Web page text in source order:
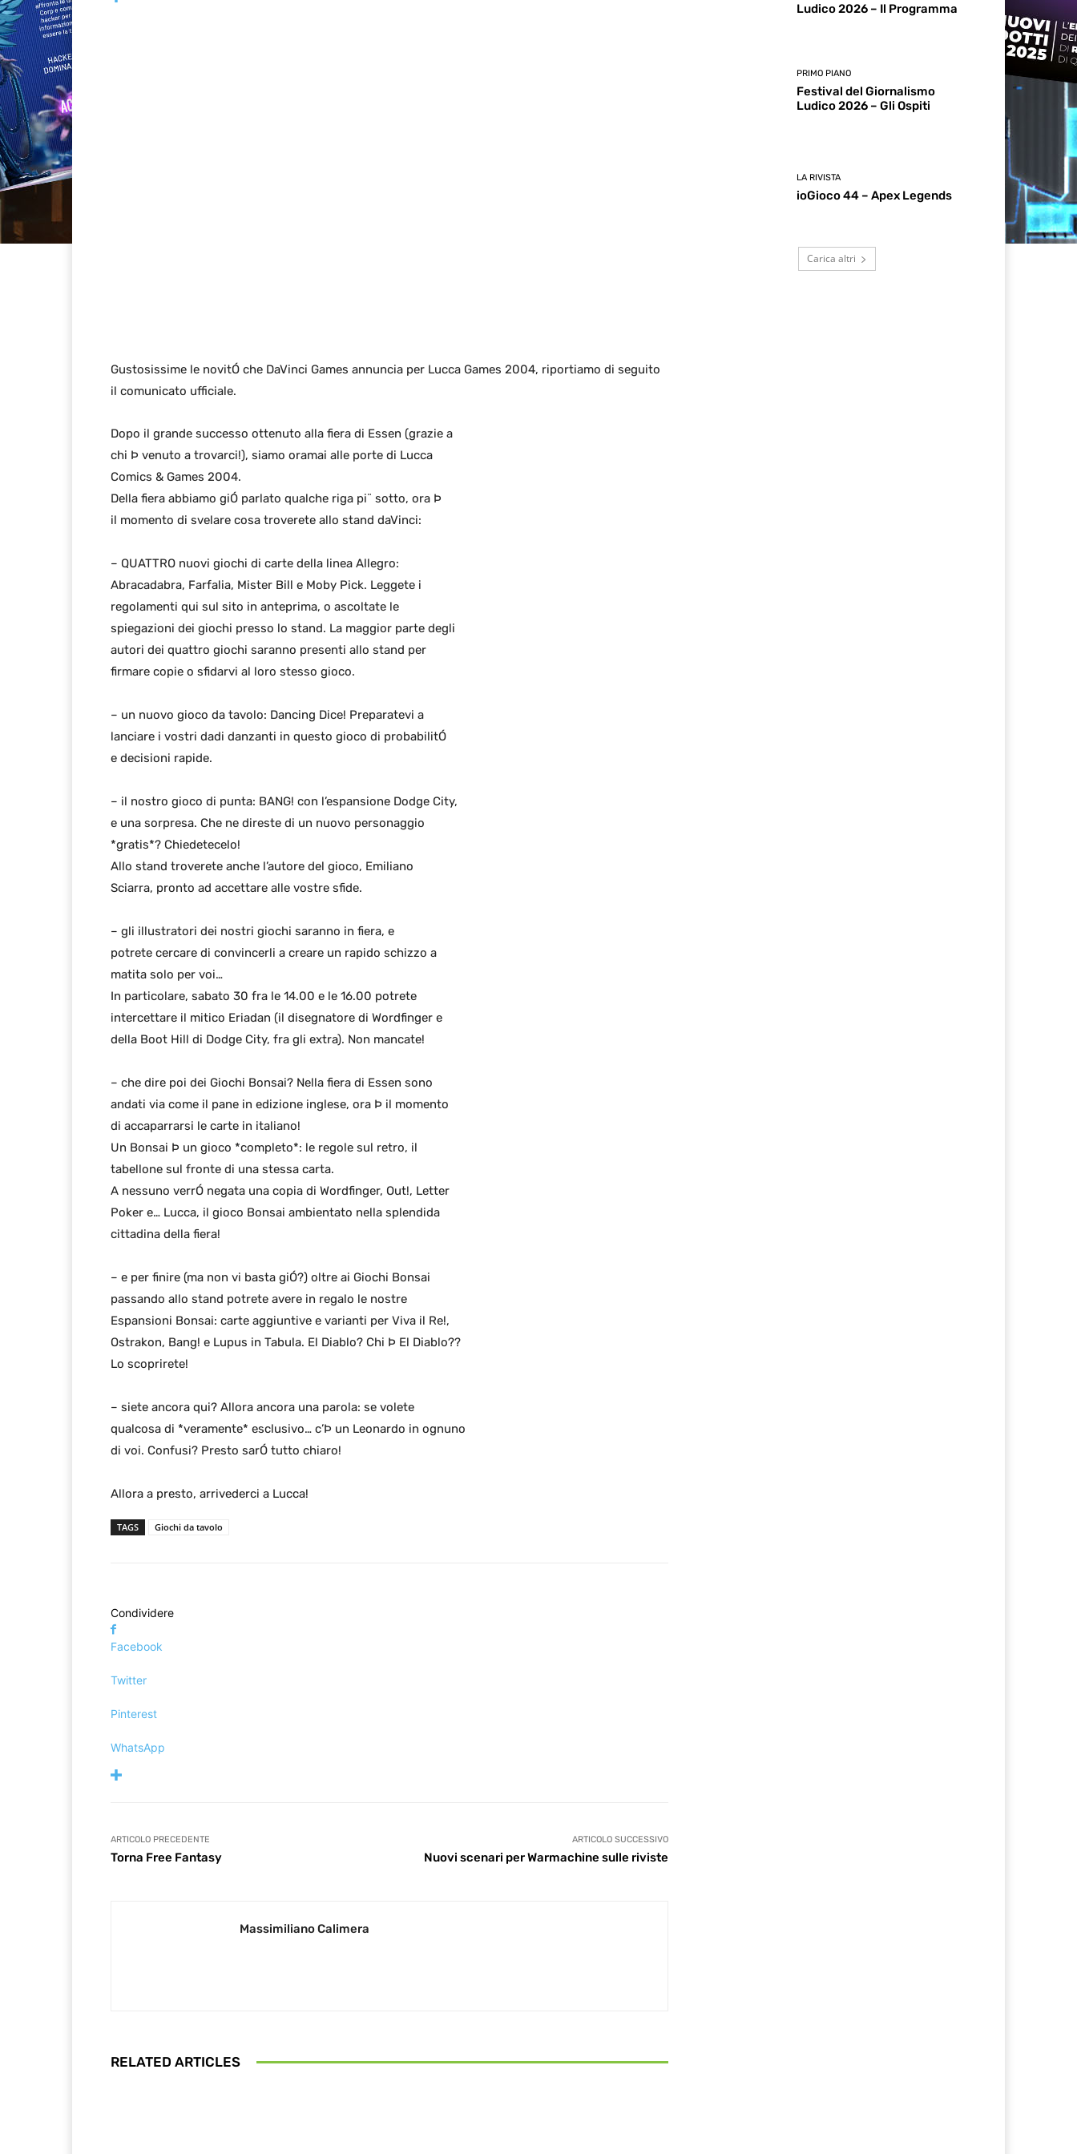
Gustosissime le novitÓ che DaVinci Games annuncia per Lucca Games 2004, riportiamo di seguito
il comunicato ufficiale.
Dopo il grande successo ottenuto alla fiera di Essen (grazie a
chi Þ venuto a trovarci!), siamo oramai alle porte di Lucca
Comics & Games 2004.
Della fiera abbiamo giÓ parlato qualche riga pi¨ sotto, ora Þ
il momento di svelare cosa troverete allo stand daVinci:
– QUATTRO nuovi giochi di carte della linea Allegro:
Abracadabra, Farfalia, Mister Bill e Moby Pick. Leggete i
regolamenti qui sul sito in anteprima, o ascoltate le
spiegazioni dei giochi presso lo stand. La maggior parte degli
autori dei quattro giochi saranno presenti allo stand per
firmare copie o sfidarvi al loro stesso gioco.
– un nuovo gioco da tavolo: Dancing Dice! Preparatevi a
lanciare i vostri dadi danzanti in questo gioco di probabilitÓ
e decisioni rapide.
– il nostro gioco di punta: BANG! con l’espansione Dodge City,
e una sorpresa. Che ne direste di un nuovo personaggio
*gratis*? Chiedetecelo!
Allo stand troverete anche l’autore del gioco, Emiliano
Sciarra, pronto ad accettare alle vostre sfide.
– gli illustratori dei nostri giochi saranno in fiera, e
potrete cercare di convincerli a creare un rapido schizzo a
matita solo per voi…
In particolare, sabato 30 fra le 14.00 e le 16.00 potrete
intercettare il mitico Eriadan (il disegnatore di Wordfinger e
della Boot Hill di Dodge City, fra gli extra). Non mancate!
– che dire poi dei Giochi Bonsai? Nella fiera di Essen sono
andati via come il pane in edizione inglese, ora Þ il momento
di accaparrarsi le carte in italiano!
Un Bonsai Þ un gioco *completo*: le regole sul retro, il
tabellone sul fronte di una stessa carta.
A nessuno verrÓ negata una copia di Wordfinger, Out!, Letter
Poker e… Lucca, il gioco Bonsai ambientato nella splendida
cittadina della fiera!
– e per finire (ma non vi basta giÓ?) oltre ai Giochi Bonsai
passando allo stand potrete avere in regalo le nostre
Espansioni Bonsai: carte aggiuntive e varianti per Viva il Re!,
Ostrakon, Bang! e Lupus in Tabula. El Diablo? Chi Þ El Diablo??
Lo scoprirete!
– siete ancora qui? Allora ancora una parola: se volete
qualcosa di *veramente* esclusivo… c’Þ un Leonardo in ognuno
di voi. Confusi? Presto sarÓ tutto chiaro!
Allora a presto, arrivederci a Lucca!
TAGS Giochi da tavolo
Condividere
Facebook
Twitter
Pinterest
WhatsApp
ARTICOLO PRECEDENTE
Torna Free Fantasy
ARTICOLO SUCCESSIVO
Nuovi scenari per Warmachine sulle riviste
Massimiliano Calimera
RELATED ARTICLES
Ludico 2026 – Il Programma
PRIMO PIANO
Festival del Giornalismo
Ludico 2026 – Gli Ospiti
LA RIVISTA
ioGioco 44 – Apex Legends
Carica altri